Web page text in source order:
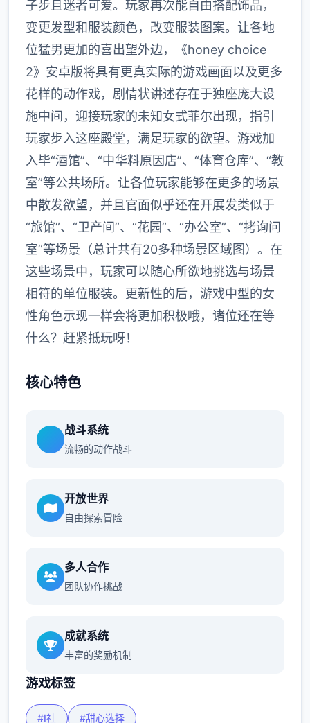
子步且迷者可爱。玩家再次能自由搭配饰品，
变更发型和服装颜色，改变服装图案。让各地
位猛男更加的喜出望外边，《honey choice
2》安卓版将具有更真实际的游戏画面以及更多
花样的动作戏，剧情状讲述存在于独座庞大设
施中间，迎接玩家的未知女式菲尔出现，指引
玩家步入这座殿堂，满足玩家的欲望。游戏加
入毕“酒馆”、“中华料原因店”、“体育仓库”、“教
室”等公共场所。让各位玩家能够在更多的场景
中散发欲望，并且官面似乎还在开展发类似于
“旅馆”、“卫产间”、“花园”、“办公室”、“拷询问
室”等场景（总计共有20多种场景区域图）。在
这些场景中，玩家可以随心所欲地挑选与场景
相符的单位服装。更新性的后，游戏中型的女
性角色示现一样会将更加积极哦，诸位还在等
什么？赶紧抵玩呀！
核心特色
战斗系统
流畅的动作战斗
开放世界
自由探索冒险
多人合作
团队协作挑战
成就系统
丰富的奖励机制
游戏标签
#I社 #甜心选择